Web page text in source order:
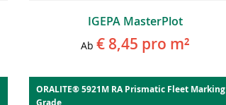
IGEPA MasterPlot
Ab € 8,45 pro m²
ORALITE® 5921M RA Prismatic Fleet Marking
Grade